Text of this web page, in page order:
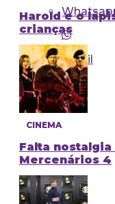
Email
Harold e o
crianças
CINEMA
Falta nostalgia
Mercenários 4